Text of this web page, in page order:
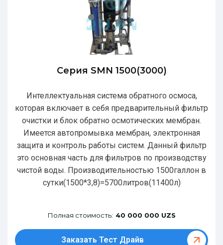
Серия SMN 1500(3000)
Интеллектуальная система обратного осмоса,
которая включает в себя предварительный фильтр
очистки и блок обратно осмотических мембран.
Имеется автопромывка мембран, электронная
защита и контроль работы систем. Данный фильтр
это основная часть для фильтров по производству
чистой воды. Производительностью 1500галлон в
сутки(1500*3,8)=5700литров(11400л)
Полная стоимость: 40 000 000 UZS
Заказать Тест Драйв